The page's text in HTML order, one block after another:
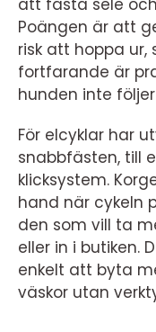
att fästa sele
Poängen är att
risk att hoppa
fortfarande är
hunden inte
För elcyklar har
snabbfästen, till
klicksystem.
hand när cykeln
den som vill ta
eller in i butiken.
enkelt att byta
väskor utan